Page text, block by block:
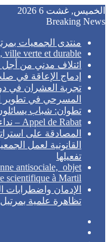
الخميس, غشت 6 2026
Breaking News
منتدى الجمعيات
ville verte et durable
ائتلاف مدني من
إدماج الإعاقة في
تجربة العشران في
المسرحي في تطوير
تطوان: شباب
Appel de Rabat – نداء الرباط – Open Africa 26
المصادقة على
القانونية لعمل
تفعيلها
antisociale, objet
scientifique à Martil
الإدمان
تظاهرة علمية بمرتيل